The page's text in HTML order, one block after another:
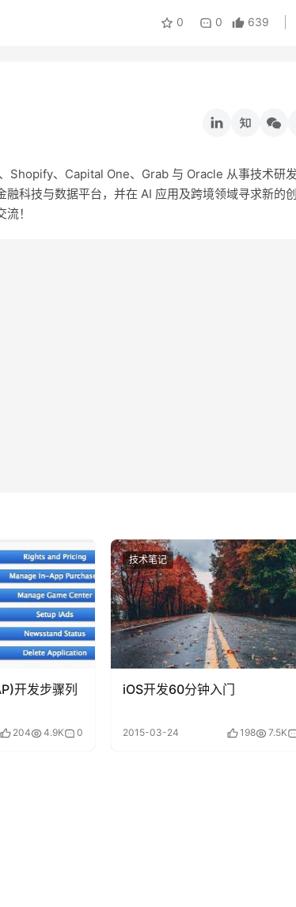
0 0 639
Shopify、Capital One、Grab 与 Oracle 从事技术研
科技与数据平台，并在 AI 应用及跨境领域寻求新的
！
开发步骤列
204 4.9K 0
技术笔记
iOS开发60分钟入门
2015-03-24 198 7.5K